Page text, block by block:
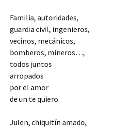
Familia, autoridades,
guardia civil, ingenieros,
vecinos, mecánicos,
bomberos, mineros…,
todos juntos
arropados
por el amor
de un te quiero.
Julen, chiquitín amado,